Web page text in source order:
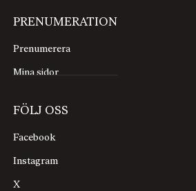
PRENUMERATION
Prenumerera
Mina sidor
FÖLJ OSS
Facebook
Instagram
X